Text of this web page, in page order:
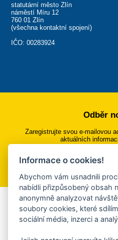
statutární město Zlín
náměstí Míru 12
760 01 Zlín
(všechna kontaktní spojení)
IČO: 00283924
Odběr
Zaregistrujte svou e-mailovou
aktuálních
Přihlásit se
Aplikace
Chcete dostávat do svého
Informace o cookies!
Abychom vám usnadnili
nabídli přizpůsobený obsah
anonymně analyzovat
soubory cookies, které
sociální média, inzerci a